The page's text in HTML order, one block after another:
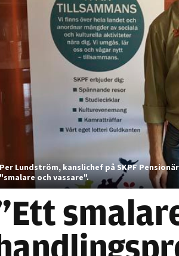
Per Lundström, kanslichef på SKPF
"smalare och vassare".